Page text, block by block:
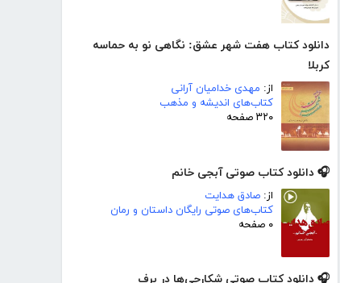
دانلود کتاب هفت شهر عشق: نگاهی نو به حماسه
کربلا
از: مهدی خدامیان آرانی
کتاب‌های اندیشه و مذهب
۳۲۰ صفحه
🎧 دانلود کتاب صوتی آبجی خانم
از: صادق هدایت
کتاب‌های صوتی رایگان داستان و رمان
۰ صفحه
🎧 دانلود کتاب صوتی شکارچی‌ها در برف